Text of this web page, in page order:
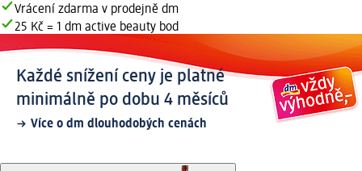
Vrácení zdarma v prodejně dm
25 Kč = 1 dm active beauty bod
Každé snížení ceny je platné
minimálně po dobu 4 měsíců
Více o dm dlouhodobých cenách